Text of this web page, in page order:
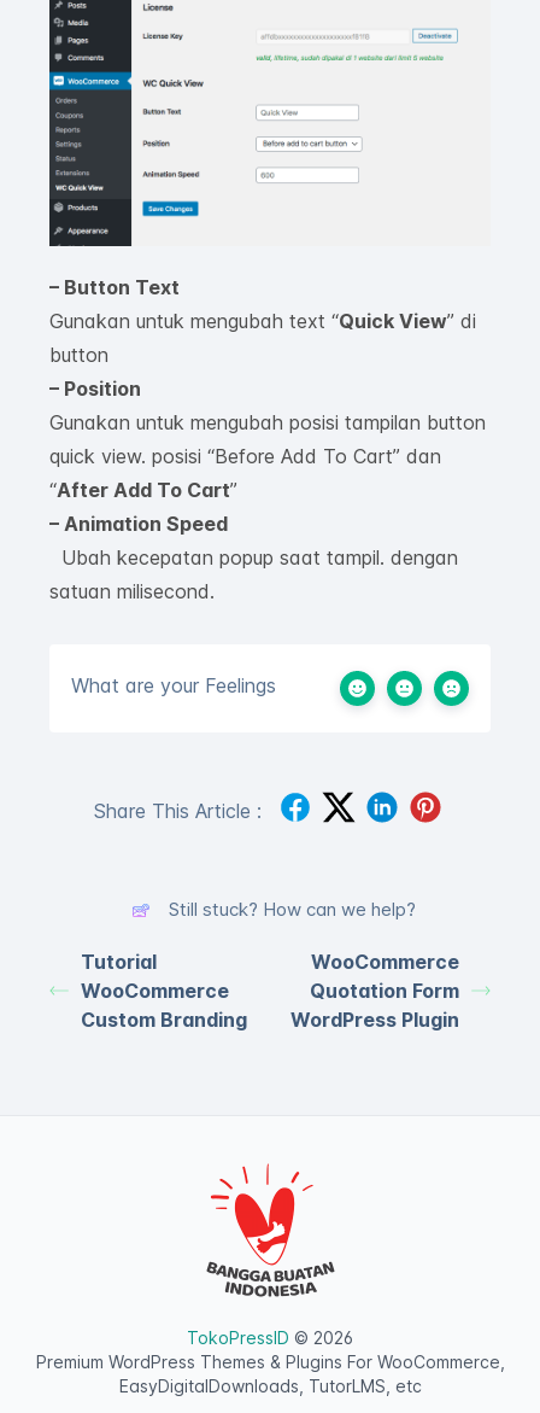
– Button Text
Gunakan untuk mengubah text “Quick View” di
button
– Position
Gunakan untuk mengubah posisi tampilan button
quick view. posisi “Before Add To Cart” dan
“After Add To Cart”
– Animation Speed
Ubah kecepatan popup saat tampil. dengan
satuan milisecond.
What are your Feelings
Share This Article :
Still stuck? How can we help?
Tutorial
WooCommerce
Custom Branding
WooCommerce
Quotation Form
WordPress Plugin
TokoPressID © 2026
Premium WordPress Themes & Plugins For WooCommerce,
EasyDigitalDownloads, TutorLMS, etc